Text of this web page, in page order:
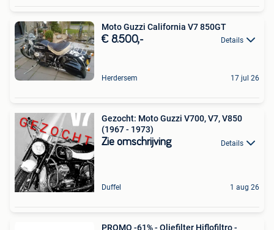
Moto Guzzi California V7 850GT
€ 8.500,- Details
Herdersem 17 jul 26
Gezocht: Moto Guzzi V700, V7, V850
(1967 - 1973)
Zie omschrijving Details
Duffel 1 aug 26
PROMO -61% - Oliefilter Hiflofiltro -